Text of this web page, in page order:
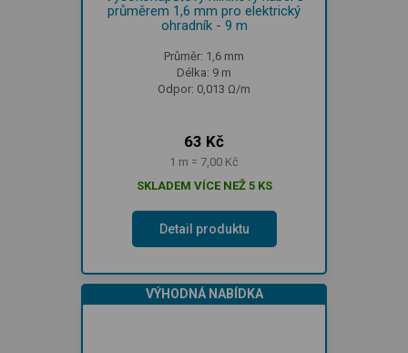
průměrem 1,6 mm pro elektrický
ohradník - 9 m
Průměr: 1,6 mm
Délka: 9 m
Odpor: 0,013 Ω/m
63 Kč
1 m = 7,00 Kč
SKLADEM VÍCE NEŽ 5 KS
Detail produktu
VÝHODNÁ NABÍDKA